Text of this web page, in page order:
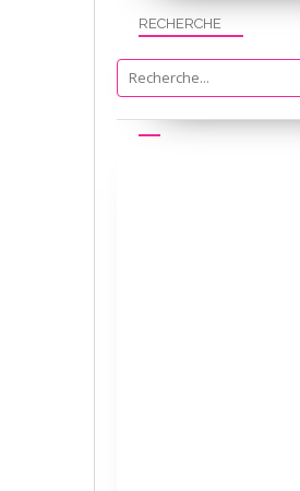
RECHERCHE